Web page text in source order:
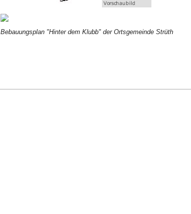
Bebauungsplan "Hinter dem Klubb" der Ortsgemeinde Strüth